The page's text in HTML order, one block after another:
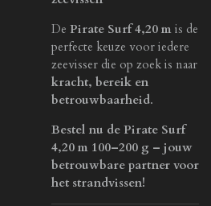
De Pirate Surf 4,20 m is de
perfecte keuze voor iedere
zeevisser die op zoek is naar
kracht, bereik en
betrouwbaarheid.
Bestel nu de Pirate Surf
4,20 m 100–200 g – jouw
betrouwbare partner voor
het strandvissen!